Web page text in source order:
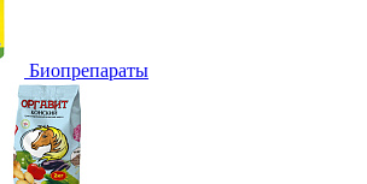
Биопрепараты